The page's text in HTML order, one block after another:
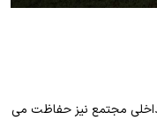
مجتمع نیز حفاظت می